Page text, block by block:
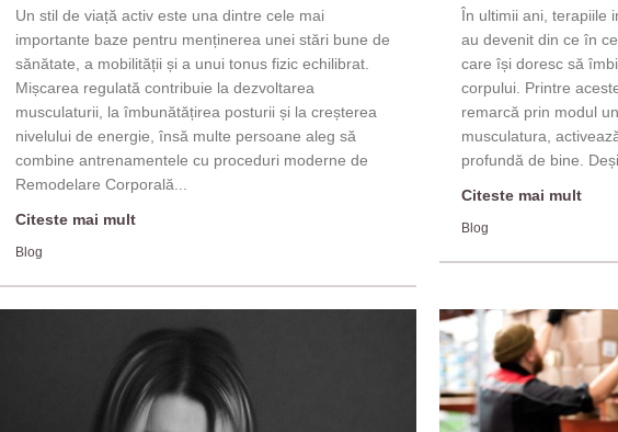
Un stil de viață activ este una dintre cele mai
importante baze pentru menținerea unei stări bune de
sănătate, a mobilității și a unui tonus fizic echilibrat.
Mișcarea regulată contribuie la dezvoltarea
musculaturii, la îmbunătățirea posturii și la creșterea
nivelului de energie, însă multe persoane aleg să
combine antrenamentele cu proceduri moderne de
Remodelare Corporală...
Citeste mai mult
Blog
În ultimii ani, terapiile
au devenit din ce în
care își doresc să
corpului. Printre
remarcă prin modul
musculatura,
profundă de bine.
Citeste mai mult
Blog